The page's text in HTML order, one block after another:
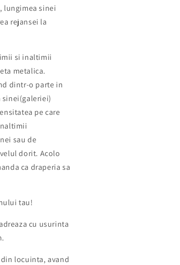
lungimea sinei
rejansei la
si inaltimii
metalica.
dintr-o parte in
sinei(galeriei)
pe care
sau de
dorit. Acolo
ca draperia sa
tau!
cu usurinta
locuinta, avand